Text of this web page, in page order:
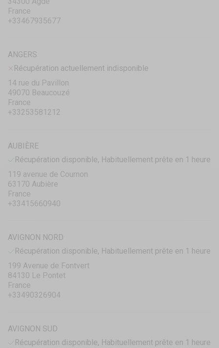
France
+33467935677
ANGERS
Récupération actuellement indisponible
14 rue du Pavillon
49070 Beaucouzé
France
+33253581212
AUBIÈRE
Récupération disponible, Habituellement prête en 1 heure
119 avenue de Cournon
63170 Aubière
France
+33415660940
AVIGNON NORD
Récupération disponible, Habituellement prête en 1 heure
199 Avenue de Fontvert
84130 Le Pontet
France
+33490326904
AVIGNON SUD
Récupération disponible, Habituellement prête en 1 heure